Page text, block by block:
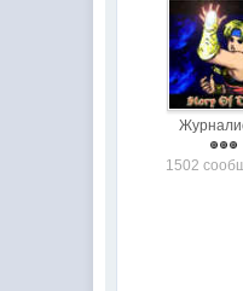
1502